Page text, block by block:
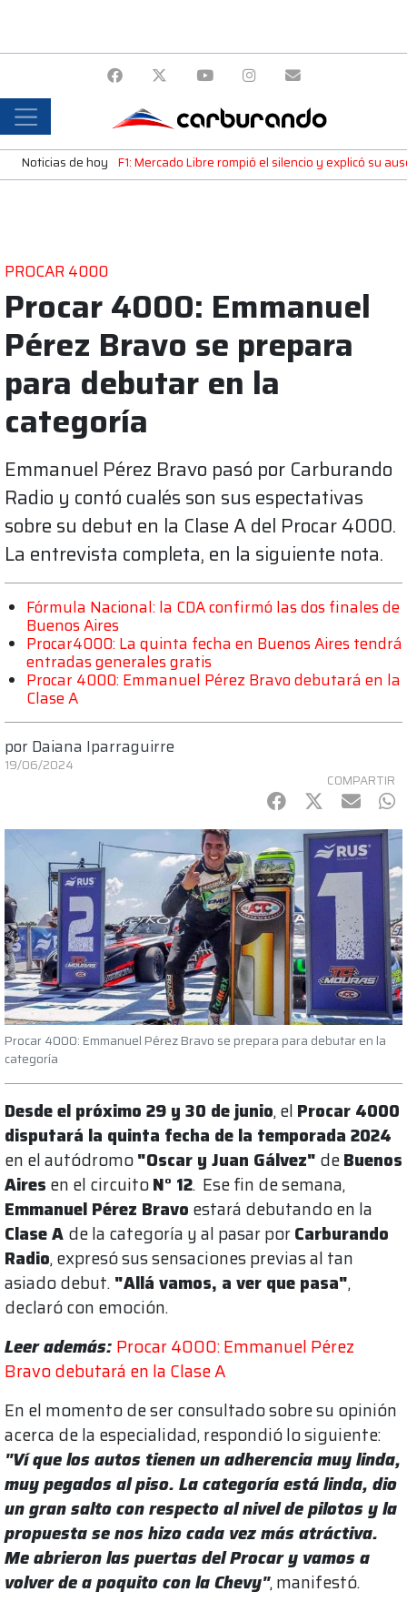
Noticias de hoy F1: Mercado Libre rompió el silencio y explicó su
PROCAR 4000
Procar 4000: Emmanuel
Pérez Bravo se prepara
para debutar en la
categoría
Emmanuel Pérez Bravo pasó por Carburando
Radio y contó cualés son sus espectativas
sobre su debut en la Clase A del Procar 4000.
La entrevista completa, en la siguiente nota.
Fórmula Nacional: la CDA confirmó las dos finales de
Buenos Aires
Procar4000: La quinta fecha en Buenos Aires tendrá
entradas generales gratis
Procar 4000: Emmanuel Pérez Bravo debutará en la
Clase A
por Daiana Iparraguirre
19/06/2024
COMPARTIR
Facebook
Twitter
mail
Procar 4000: Emmanuel Pérez Bravo se prepara para debutar en la
categoría
Desde el próximo 29 y 30 de junio, el Procar 4000
disputará la quinta fecha de la temporada 2024
en el autódromo"Oscar y Juan Gálvez" deBuenos
Aires en el circuitoN° 12. Ese fin de semana,
Emmanuel Pérez Bravo estará debutando en la
Clase A de la categoría y al pasar porCarburando
Radio, expresó sus sensaciones previas al tan
asiado debut. "Allá vamos, a ver que pasa",
declaró con emoción.
Leer además: Procar 4000: Emmanuel Pérez
Bravo debutará en la Clase A
En el momento de ser consultado sobre su opinión
acerca de la especialidad, respondió lo siguiente:
"Ví que los autos tienen un adherencia muy linda,
muy pegados al piso. La categoría está linda, dio
un gran salto con respecto al nivel de pilotos y la
propuesta se nos hizo cada vez más atráctiva.
Me abrieron las puertas del Procar y vamos a
volver de a poquito con la Chevy", manifestó.